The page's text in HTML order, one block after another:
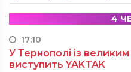
4
17:10
У Тернополі із
виступить YAKTAK